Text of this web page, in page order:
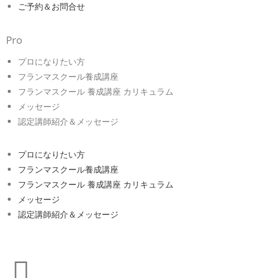
ご予約＆お問合せ
Pro
プロになりたい方
フランマスクール養成講座
フランマスクール 養成講座 カリキュラム
メッセージ
認定講師紹介＆メッセージ
プロになりたい方
フランマスクール養成講座
フランマスクール 養成講座 カリキュラム
メッセージ
認定講師紹介＆メッセージ